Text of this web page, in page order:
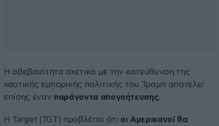
Η αβεβαιότητα σχετικά με την κατεύθυνση της
χαοτικής εμπορικής πολιτικής του Τραμπ αποτελεί
επίσης έναν παράγοντα απογοήτευσης.
Η Target (TGT) προβλέπει ότι οι Αμερικανοί θα